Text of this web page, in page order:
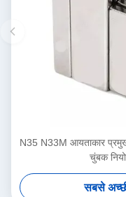
N35 N33M आयताकार
चुंबक
सबसे